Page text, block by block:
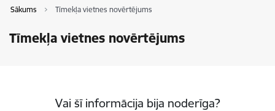
Sākums Tīmekļa vietnes novērtējums
Tīmekļa vietnes novērtējums
Vai šī informācija bija noderīga?